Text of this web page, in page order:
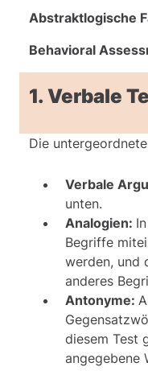
Abstraktlogische
Behavioral
1. Verbale
Die
Verbale
unten.
Analogien:
Begriffe
werden, und
anderes
Antonyme:
diesem Test
angegebene